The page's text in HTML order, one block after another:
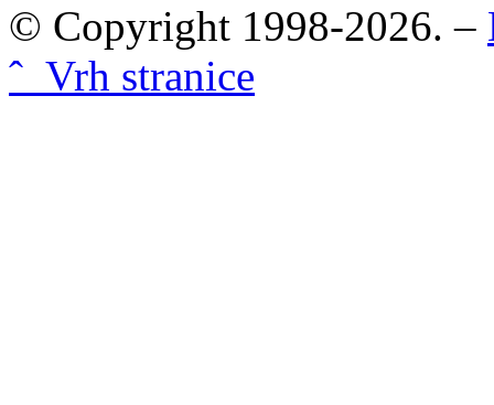
© Copyright 1998-2026. –
ˆ Vrh stranice